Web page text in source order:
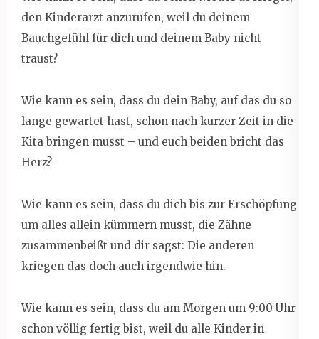
den Kinderarzt anzurufen, weil du deinem
Bauchgefühl für dich und deinem Baby nicht
traust?
Wie kann es sein, dass du dein Baby, auf das du so
lange gewartet hast, schon nach kurzer Zeit in die
Kita bringen musst – und euch beiden bricht das
Herz?
Wie kann es sein, dass du dich bis zur Erschöpfung
um alles allein kümmern musst, die Zähne
zusammenbeißt und dir sagst: Die anderen
kriegen das doch auch irgendwie hin.
Wie kann es sein, dass du am Morgen um 9:00 Uhr
schon völlig fertig bist, weil du alle Kinder in